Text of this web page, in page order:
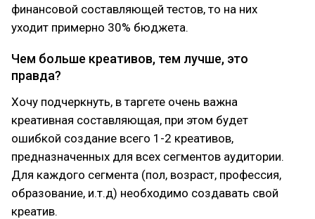
финансовой составляющей тестов, то на них
уходит примерно 30% бюджета.
Чем больше креативов, тем лучше, это
правда?
Хочу подчеркнуть, в таргете очень важна
креативная составляющая, при этом будет
ошибкой создание всего 1-2 креативов,
предназначенных для всех сегментов аудитории.
Для каждого сегмента (пол, возраст, профессия,
образование, и.т.д) необходимо создавать свой
креатив.